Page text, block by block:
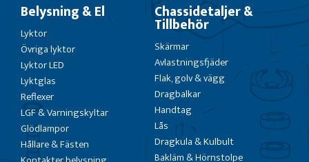
Belysning & El
Lyktor
Övriga lyktor
Lyktor LED
Lyktglas
Reflexer
LGF & Varningskyltar
Glödlampor
Hållare & Fästen
Chassidetaljer &
Tillbehör
Skärmar
Avlastningsfjäder
Flak, golv & vägg
Dragbalkar
Handtag
Lås
Dragkula & Kulbult
Bakläm & Hörnstolpe